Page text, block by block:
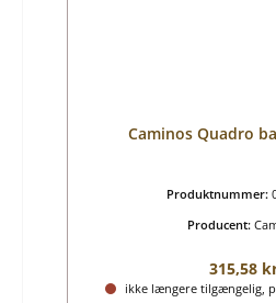
Caminos Quadro
Produktnummer:
Producent:
315,58
ikke længere tilgængelig,